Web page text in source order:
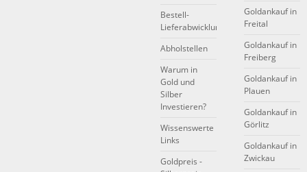
Bestell-
Lieferabwicklung
Abholstellen
Warum in
Gold und
Silber
Investieren?
Wissenswerte
Links
Goldpreis -
Goldankauf in
Freital
Goldankauf in
Freiberg
Goldankauf in
Plauen
Goldankauf in
Görlitz
Goldankauf in
Zwickau